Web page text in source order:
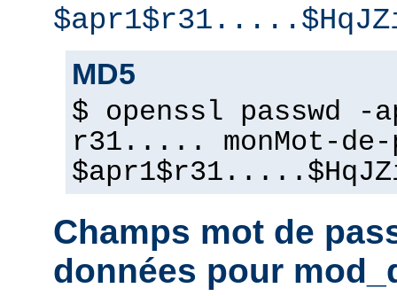
MD5
$ openssl passwd
r31..... monMot-de-
Champs mot de
données pour